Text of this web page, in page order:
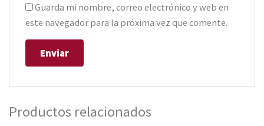
Guarda mi nombre, correo electrónico y web en
este navegador para la próxima vez que comente.
Productos relacionados